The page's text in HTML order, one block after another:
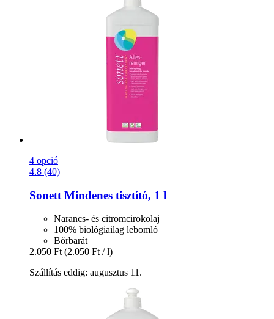
4 opció
4.8 (40)
Sonett Mindenes tisztító, 1 l
Narancs- és citromcirokolaj
100% biológiailag lebomló
Bőrbarát
2.050 Ft (2.050 Ft / l)
Szállítás eddig: augusztus 11.